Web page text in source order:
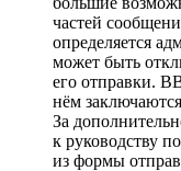
частей
определяется
может быть
его отправки.
нём
За
к руководству
из формы